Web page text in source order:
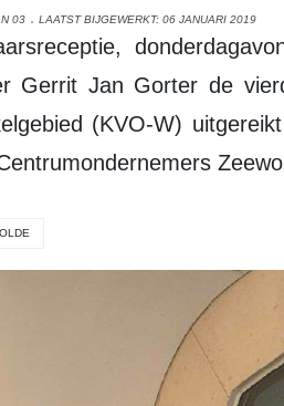
03 LAATST BIJGEWERKT: 06 JANUARI 2019
Gerrit Jan Gorter de
(KVO-W)